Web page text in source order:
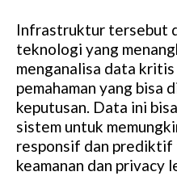
Infrastruktur tersebut
teknologi yang
menganalisa data
pemahaman yang bisa
keputusan. Data ini
sistem untuk
responsif dan prediktif
keamanan dan privacy